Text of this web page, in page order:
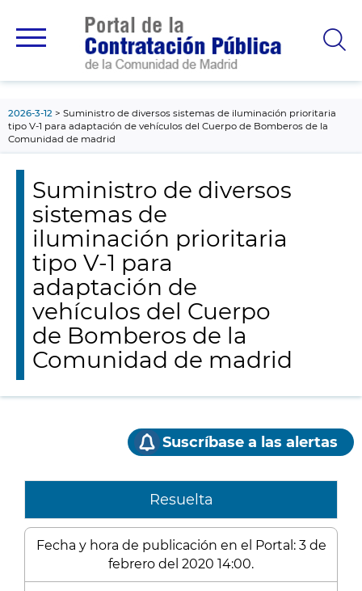
principal
2026-3-12
Suministro de diversos sistemas de iluminación prioritaria
tipo V-1 para adaptación de vehículos del Cuerpo de Bomberos de la
Comunidad de madrid
Suministro de diversos
sistemas de
iluminación prioritaria
tipo V-1 para
adaptación de
vehículos del Cuerpo
de Bomberos de la
Comunidad de madrid
Suscríbase a las alertas
Resuelta
Fecha y hora de publicación en el Portal: 3 de
febrero del 2020 14:00.